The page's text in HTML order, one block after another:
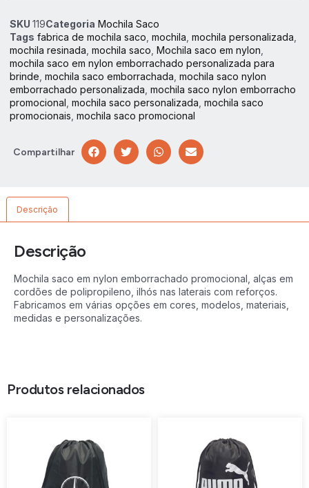
SKU 119Categoria Mochila Saco
Tags fabrica de mochila saco mochila mochila personalizada
mochila resinada mochila saco Mochila saco em nylon
mochila saco em nylon emborrachado personalizada para
brinde mochila saco emborrachada mochila saco nylon
emborrachado personalizada mochila saco nylon emborracho
promocional mochila saco personalizada mochila saco
promocionais mochila saco promocional
Compartilhar
Descrição
Descrição
Mochila saco em nylon emborrachado promocional, alças em
cordões de polipropileno, ilhós nas laterais com reforços.
Fabricamos em várias opções em cores, modelos, materiais,
medidas e personalizações.
Produtos relacionados